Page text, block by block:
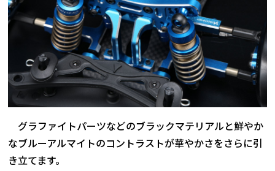
グラファイトパーツなどのブラックマテリアルと鮮やか
なブルーアルマイトのコントラストが華やかさをさらに引
き立てます。